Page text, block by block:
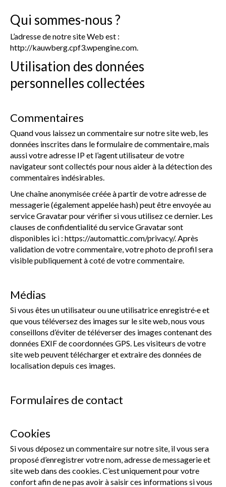
Qui sommes-nous ?
L’adresse de notre site Web est :
http://kauwberg.cpf3.wpengine.com.
Utilisation des données
personnelles collectées
Commentaires
Quand vous laissez un commentaire sur notre site web, les
données inscrites dans le formulaire de commentaire, mais
aussi votre adresse IP et l’agent utilisateur de votre
navigateur sont collectés pour nous aider à la détection des
commentaires indésirables.
Une chaîne anonymisée créée à partir de votre adresse de
messagerie (également appelée hash) peut être envoyée au
service Gravatar pour vérifier si vous utilisez ce dernier. Les
clauses de confidentialité du service Gravatar sont
disponibles ici : https://automattic.com/privacy/. Après
validation de votre commentaire, votre photo de profil sera
visible publiquement à coté de votre commentaire.
Médias
Si vous êtes un utilisateur ou une utilisatrice enregistré·e et
que vous téléversez des images sur le site web, nous vous
conseillons d’éviter de téléverser des images contenant des
données EXIF de coordonnées GPS. Les visiteurs de votre
site web peuvent télécharger et extraire des données de
localisation depuis ces images.
Formulaires de contact
Cookies
Si vous déposez un commentaire sur notre site, il vous sera
proposé d’enregistrer votre nom, adresse de messagerie et
site web dans des cookies. C’est uniquement pour votre
confort afin de ne pas avoir à saisir ces informations si vous